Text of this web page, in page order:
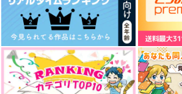
HYSTERESIS
Ain't
787円（税込）
オーエン×カイン
情景
いつも勝手なことばか
り！
495円（税込）